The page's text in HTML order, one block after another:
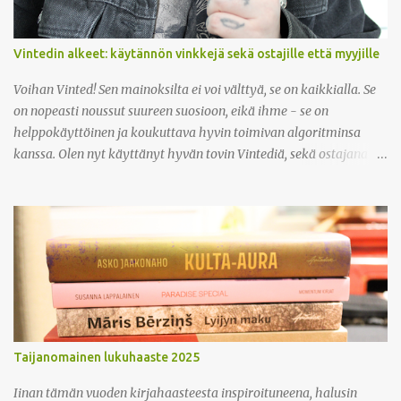
Vintedin alkeet: käytännön vinkkejä sekä ostajille että myyjille
Voihan Vinted! Sen mainoksilta ei voi välttyä, se on kaikkialla. Se
on nopeasti noussut suureen suosioon, eikä ihme - se on
helppokäyttöinen ja koukuttava hyvin toimivan algoritminsa
kanssa. Olen nyt käyttänyt hyvän tovin Vintediä, sekä ostajana
kirpputorialusta, jonka kautta on kätevä etsiä ja löytää aivan
kaikenlaista vaatteista kodintarvikkeisiin. Vaikka Vintediä pääsee
selaamaan ilman rekisteröitymistäkin, täytyy ostaessa ja
myydessä olla kirjautuneena sisään. Aloita siis
rekisteröitymisestä! Vinted toimii sujuvasti sekä selaimella että
sovelluksessa, olitpa sitten ostohousut jalassa tai myymässä itse.
Ostajana oma viimeaikainen huippulöytöni: farkkutakki H&M
Divided (10e) Löysin tuotteen jonka haluan ostaa, miten pitää
toimia? Kun ostaja löytää tuotteen jonka haluaa ostaa, hän
Taijanomainen lukuhaaste 2025
Iinan tämän vuoden kirjahaasteesta inspiroituneena, halusin